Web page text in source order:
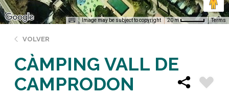
Image may be subject to copyright 20 m Terms
VOLVER
CÀMPING VALL DE
CAMPRODON